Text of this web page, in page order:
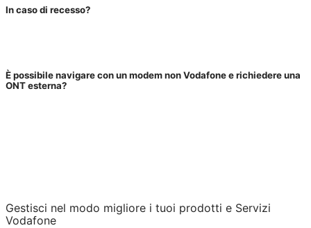
In caso di recesso?
È possibile navigare con un modem non Vodafone e richiedere una
ONT esterna?
Gestisci nel modo migliore i tuoi prodotti e Servizi
Vodafone